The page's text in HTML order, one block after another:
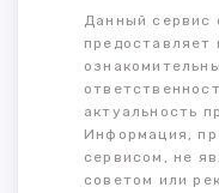
Данный сервис
предоставляет
актуальность
Информация,
сервисом, не
советом или